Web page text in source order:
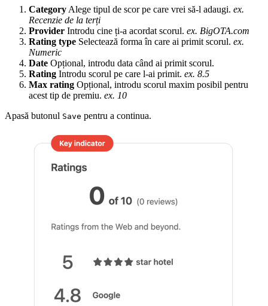
Category Alege tipul de scor pe care vrei să-l adaugi. ex.
Recenzie de la terți
Provider Introdu cine ți-a acordat scorul. ex. BigOTA.com
Rating type Selectează forma în care ai primit scorul. ex.
Numeric
Date Opțional, introdu data când ai primit scorul.
Rating Introdu scorul pe care l-ai primit. ex. 8.5
Max rating Opțional, introdu scorul maxim posibil pentru
acest tip de premiu. ex. 10
Apasă butonul Save pentru a continua.